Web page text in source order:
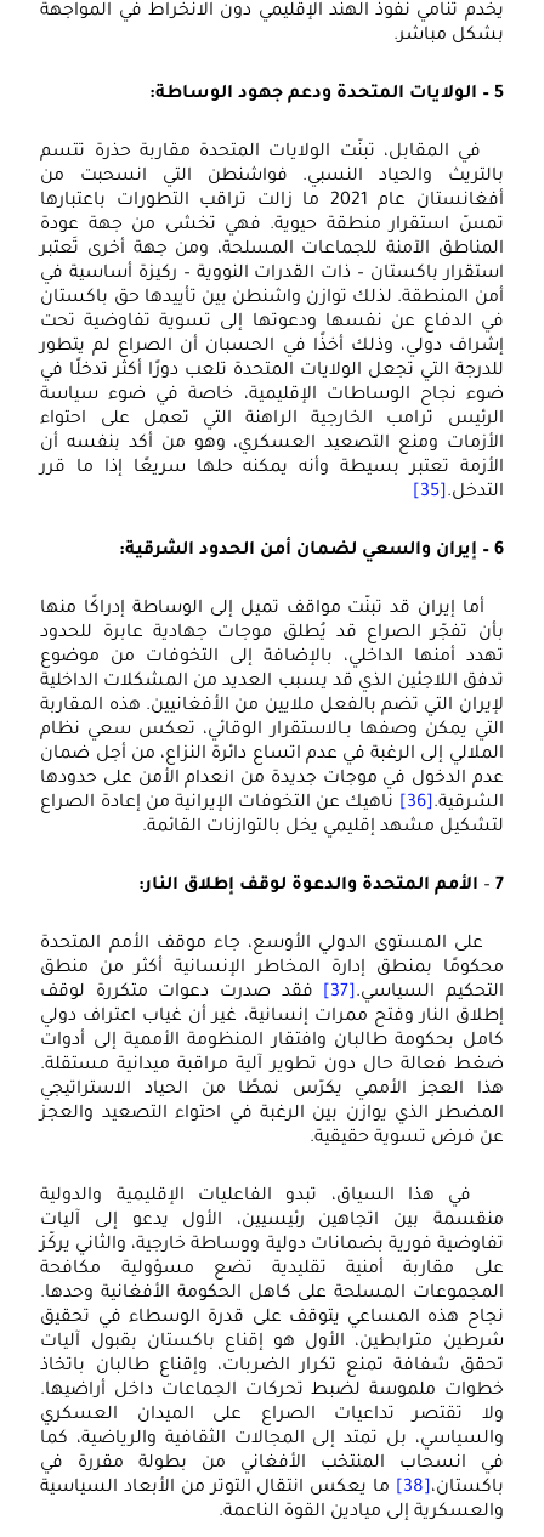
يخدم تنامي نفوذ الهند الإقليمي دون الانخراط في المواجهة
بشكل مباشر.
5 – الولايات المتحدة ودعم جهود الوساطة:
في المقابل، تبنّت الولايات المتحدة مقاربة حذرة تتسم
بالتريث والحياد النسبي. فواشنطن التي انسحبت من
أفغانستان عام 2021 ما زالت تراقب التطورات باعتبارها
تمسّ استقرار منطقة حيوية. فهي تخشى من جهة عودة
المناطق الآمنة للجماعات المسلحة، ومن جهة أخرى تَعتبر
استقرار باكستان – ذات القدرات النووية – ركيزة أساسية في
أمن المنطقة. لذلك توازن واشنطن بين تأييدها حق باكستان
في الدفاع عن نفسها ودعوتها إلى تسوية تفاوضية تحت
إشراف دولي، وذلك أخذًا في الحسبان أن الصراع لم يتطور
للدرجة التي تجعل الولايات المتحدة تلعب دورًا أكثر تدخلًا في
ضوء نجاح الوساطات الإقليمية، خاصة في ضوء سياسة
الرئيس ترامب الخارجية الراهنة التي تعمل على احتواء
الأزمات ومنع التصعيد العسكري، وهو من أكد بنفسه أن
الأزمة تعتبر بسيطة وأنه يمكنه حلها سريعًا إذا ما قرر
التدخل. [35]
6 – إيران والسعي لضمان أمن الحدود الشرقية:
أما إيران قد تبنّت مواقف تميل إلى الوساطة إدراكًا منها
بأن تفجّر الصراع قد يُطلق موجات جهادية عابرة للحدود
تهدد أمنها الداخلي، بالإضافة إلى التخوفات من موضوع
تدفق اللاجئين الذي قد يسبب العديد من المشكلات الداخلية
لإيران التي تضم بالفعل ملايين من الأفغانيين. هذه المقاربة
التي يمكن وصفها بـالاستقرار الوقائي، تعكس سعي نظام
الملالي إلى الرغبة في عدم اتساع دائرة النزاع، من أجل ضمان
عدم الدخول في موجات جديدة من انعدام الأمن على حدودها
الشرقية. [36]
ناهيك عن التخوفات الإيرانية من إعادة الصراع
لتشكيل مشهد إقليمي يخل بالتوازنات القائمة.
7
– الأمم المتحدة والدعوة لوقف إطلاق النار:
على المستوى الدولي الأوسع، جاء موقف الأمم المتحدة
محكومًا بمنطق إدارة المخاطر الإنسانية أكثر من منطق
التحكيم السياسي. [37]
فقد صدرت دعوات متكررة لوقف
إطلاق النار وفتح ممرات إنسانية، غير أن غياب اعتراف دولي
كامل بحكومة طالبان وافتقار المنظومة الأممية إلى أدوات
ضغط فعالة حال دون تطوير آلية مراقبة ميدانية مستقلة.
هذا العجز الأممي يكرّس نمطًا من الحياد الاستراتيجي
المضطر الذي يوازن بين الرغبة في احتواء التصعيد والعجز
عن فرض تسوية حقيقية.
في هذا السياق، تبدو الفاعليات الإقليمية والدولية
منقسمة بين اتجاهين رئيسيين، الأول يدعو إلى آليات
تفاوضية فورية بضمانات دولية ووساطة خارجية، والثاني يركّز
على مقاربة أمنية تقليدية تضع مسؤولية مكافحة
المجموعات المسلحة على كاهل الحكومة الأفغانية وحدها.
نجاح هذه المساعي يتوقف على قدرة الوسطاء في تحقيق
شرطين مترابطين، الأول هو إقناع باكستان بقبول آليات
تحقق شفافة تمنع تكرار الضربات، وإقناع طالبان باتخاذ
خطوات ملموسة لضبط تحركات الجماعات داخل أراضيها.
ولا تقتصر تداعيات الصراع على الميدان العسكري
والسياسي، بل تمتد إلى المجالات الثقافية والرياضية، كما
في انسحاب المنتخب الأفغاني من بطولة مقررة في
باكستان، [38]
ما يعكس انتقال التوتر من الأبعاد السياسية
والعسكرية إلى ميادين القوة الناعمة.